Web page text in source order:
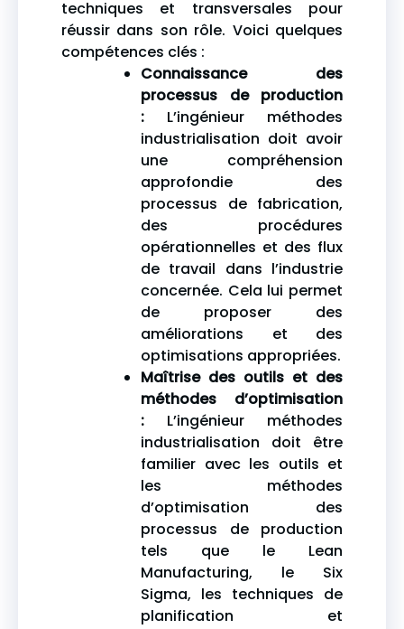
techniques et transversales pour
réussir dans son rôle. Voici quelques
compétences clés :
Connaissance des
processus de production
: L’ingénieur méthodes
industrialisation doit avoir
une compréhension
approfondie des
processus de fabrication,
des procédures
opérationnelles et des flux
de travail dans l’industrie
concernée. Cela lui permet
de proposer des
améliorations et des
optimisations appropriées.
Maîtrise des outils et des
méthodes d’optimisation
: L’ingénieur méthodes
industrialisation doit être
familier avec les outils et
les méthodes
d’optimisation des
processus de production
tels que le Lean
Manufacturing, le Six
Sigma, les techniques de
planification et